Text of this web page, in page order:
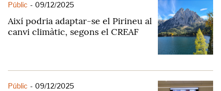
Públic - 09/12/2025
Així podria adaptar-se el Pirineu al
canvi climàtic, segons el CREAF
Públic - 09/12/2025